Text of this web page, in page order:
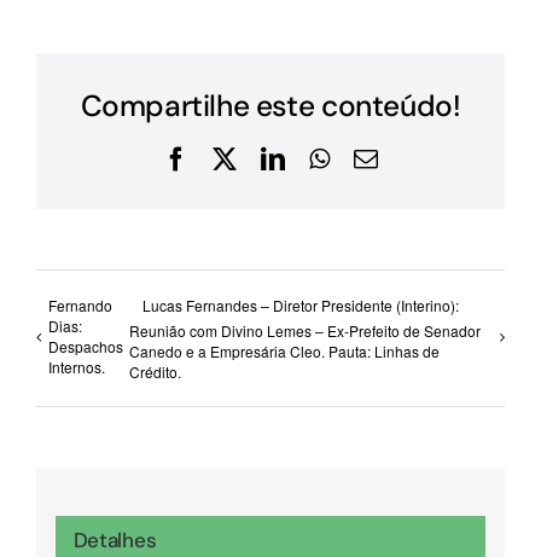
Compartilhe este conteúdo!
Facebook
X LinkedInWhatsApp
E-
Fernando
Dias:
Despachos
Internos.
Lucas Fernandes – Diretor Presidente (Interino):
Reunião com Divino Lemes – Ex-Prefeito de Senador
Canedo e a Empresária Cleo. Pauta: Linhas de
Crédito.
Detalhes